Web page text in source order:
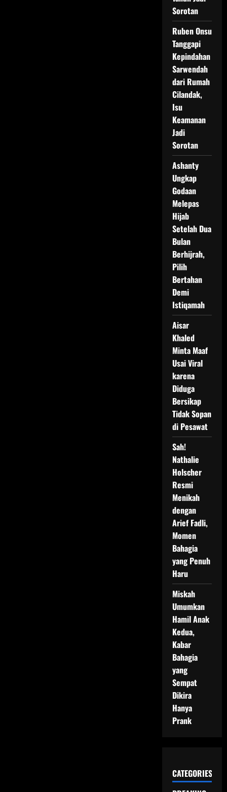
Sorotan
Ruben Onsu
Tanggapi
Kepindahan
Sarwendah
dari Rumah
Cilandak,
Isu
Keamanan
Jadi
Sorotan
Ashanty
Ungkap
Godaan
Melepas
Hijab
Setelah Dua
Bulan
Berhijrah,
Pilih
Bertahan
Demi
Istiqamah
Aisar
Khaled
Minta Maaf
Usai Viral
karena
Diduga
Bersikap
Tidak Sopan
di Pesawat
Sah!
Nathalie
Holscher
Resmi
Menikah
dengan
Arief Fadli,
Momen
Bahagia
yang Penuh
Haru
Miskah
Umumkan
Hamil Anak
Kedua,
Kabar
Bahagia
yang
Sempat
Dikira
Hanya
Prank
CATEGORIES